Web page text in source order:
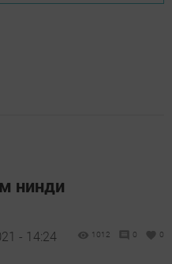
нинди
- 14:24 1012 0 0